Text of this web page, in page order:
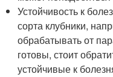
Устойчивость к
сорта клубники,
обрабатывать от
готовы, стоит
устойчивые к